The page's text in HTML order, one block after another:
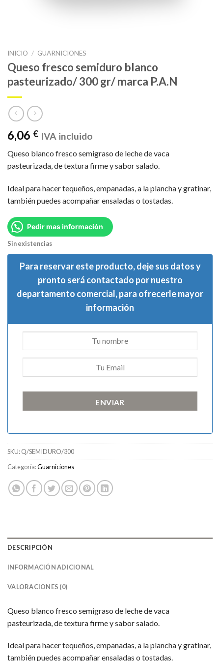
INICIO / GUARNICIONES
Queso fresco semiduro blanco
pasteurizado/ 300 gr/ marca P.A.N
6,06 € IVA incluido
Queso blanco fresco semigraso de leche de vaca
pasteurizada, de textura firme y sabor salado.
Ideal para hacer tequeños, empanadas, a la plancha y gratinar,
también puedes acompañar ensaladas o tostadas.
Pedir mas información
Sin existencias
Para reservar este producto, deje sus datos y
pronto será contactado por nuestro
departamento comercial, para ofrecerle mayor
información
ENVIAR
SKU:Q/SEMIDURO/300
Categoría:Guarniciones
DESCRIPCIÓN
INFORMACIÓN ADICIONAL
VALORACIONES (0)
Queso blanco fresco semigraso de leche de vaca
pasteurizada, de textura firme y sabor salado.
Ideal para hacer tequeños, empanadas, a la plancha y gratinar,
también puedes acompañar ensaladas o tostadas.